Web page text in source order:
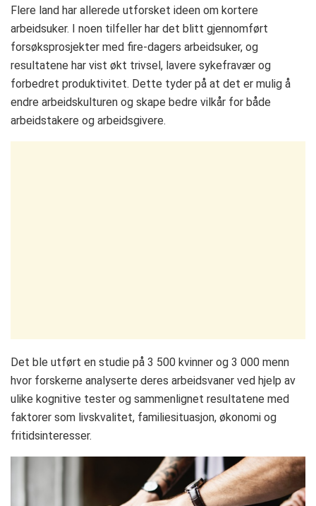
Flere land har allerede utforsket ideen om kortere
arbeidsuker. I noen tilfeller har det blitt gjennomført
forsøksprosjekter med fire-dagers arbeidsuker, og
resultatene har vist økt trivsel, lavere sykefravær og
forbedret produktivitet. Dette tyder på at det er mulig å
endre arbeidskulturen og skape bedre vilkår for både
arbeidstakere og arbeidsgivere.
Det ble utført en studie på 3 500 kvinner og 3 000 menn
hvor forskerne analyserte deres arbeidsvaner ved hjelp av
ulike kognitive tester og sammenlignet resultatene med
faktorer som livskvalitet, familiesituasjon, økonomi og
fritidsinteresser.